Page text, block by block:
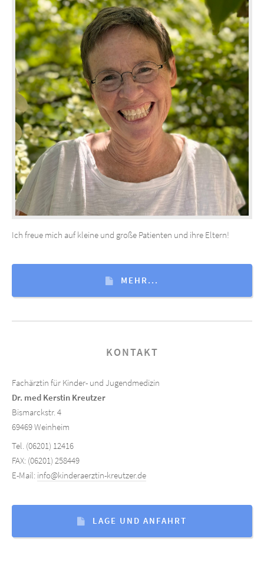
Ich freue mich auf kleine und große Patienten und ihre Eltern!
MEHR...
KONTAKT
Fachärztin für Kinder- und Jugendmedizin
Dr. med Kerstin Kreutzer
Bismarckstr. 4
69469 Weinheim
Tel. (06201) 12416
FAX: (06201) 258449
E-Mail: info@kinderaerztin-kreutzer.de
LAGE UND ANFAHRT